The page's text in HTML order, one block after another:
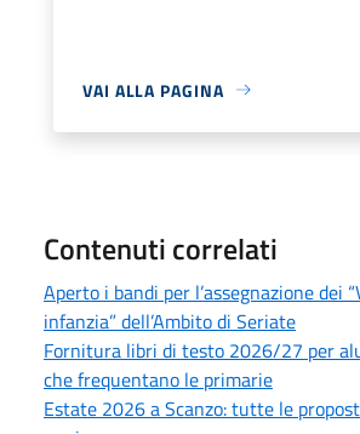
VAI ALLA PAGINA
Contenuti correlati
Aperto i bandi per l’assegnazione dei
infanzia” dell’Ambito di Seriate
Fornitura libri di testo 2026/27 per
che frequentano le primarie
Estate 2026 a Scanzo: tutte le